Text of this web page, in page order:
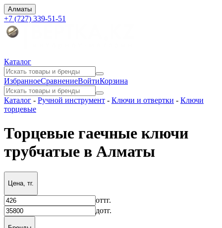
Алматы
+7 (727) 339-51-51
Каталог
ИзбранноеСравнениеВойтиКорзина
Каталог - Ручной инструмент - Ключи и отвертки - Ключи
торцевые
Торцевые гаечные ключи
трубчатые в Алматы
Цена, тг.
оттг.
дотг.